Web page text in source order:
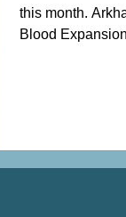
this month.
Blood
shop: https://
All On Board